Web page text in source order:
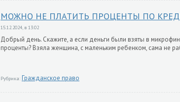
МОЖНО НЕ ПЛАТИТЬ ПРОЦЕНТЫ ПО
15.12.2024, в 13:02
Добрый день. Скажите, а если деньги были взяты в
проценты? Взяла женщина, с маленьким ребенком, сама не
Рубрика: Гражданское право